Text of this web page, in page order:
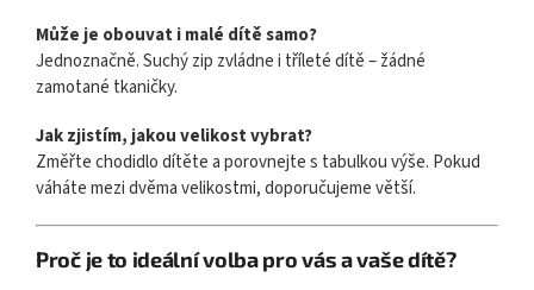
Může je obouvat i malé dítě samo?
Jednoznačně. Suchý zip zvládne i tříleté dítě – žádné
zamotané tkaničky.
Jak zjistím, jakou velikost vybrat?
Změřte chodidlo dítěte a porovnejte s tabulkou výše. Pokud
váháte mezi dvěma velikostmi, doporučujeme větší.
Proč je to ideální volba pro vás a vaše dítě?